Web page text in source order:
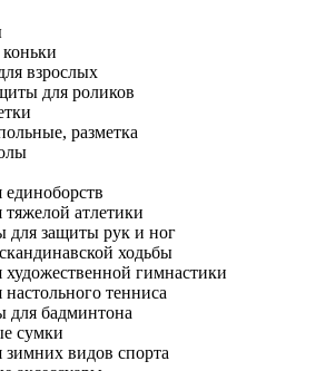
взрослых
для роликов
разметка
атлетики
для защиты рук и ног
ходьбы
художественной гимнастики
тенниса
для бадминтона
сумки
зимних видов спорта